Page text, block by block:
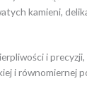
kamieni,
i precyzji,
i równomiernej